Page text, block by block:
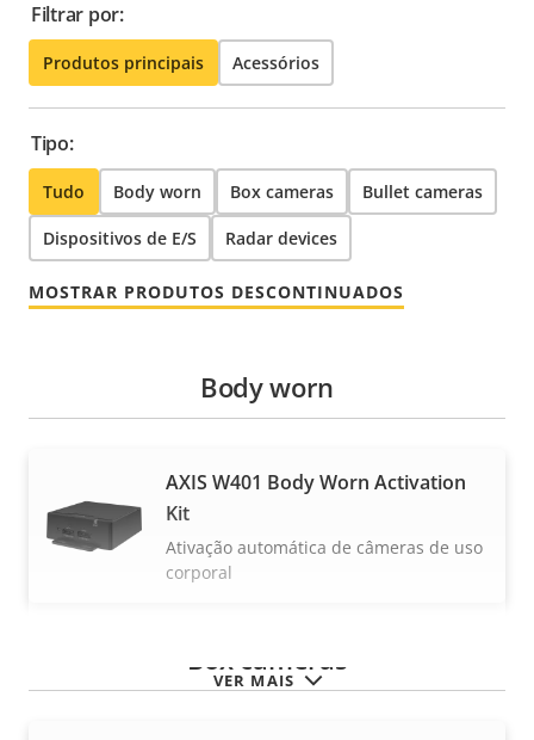
Filtrar por:
Produtos principais Acessórios
Tipo:
Tudo Body worn Box cameras Bullet cameras
Dispositivos de E/S Radar devices
MOSTRAR PRODUTOS DESCONTINUADOS
VER MAIS
Body worn
AXIS W401 Body Worn Activation
Kit
Ativação automática de câmeras de uso
corporal
Box cameras